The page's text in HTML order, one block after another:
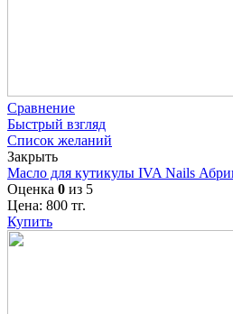
Сравнение
Быстрый взгляд
Список желаний
Закрыть
Масло для кутикулы IVA Nails
Оценка 0 из 5
Цена: 800 тг.
Купить